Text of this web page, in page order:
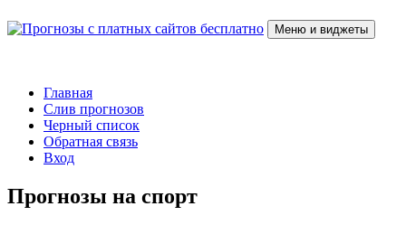
к
Меню и виджеты
Главная
Слив прогнозов
Черный список
Обратная связь
Вход
Прогнозы на спорт